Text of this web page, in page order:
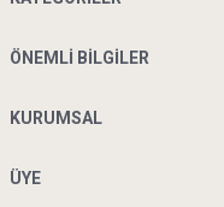
ÖNEMLI BILGILER
KURUMSAL
ÜYE